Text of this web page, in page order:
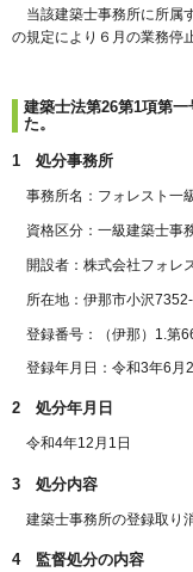
当該建築士事務所に所属
の規定により６月の業務停
建築士法第26第1項第
た。
1 処分事務所
事務所名：フォレスト一
資格区分：一級建築士事
開設者：株式会社フォレ
所在地：伊那市小沢
登録番号：（伊那）1.第
登録年月日：令和3年6月
2 処分年月日
令和4年12月1日
3 処分内容
建築士事務所の登録取り
4 監督処分の内容